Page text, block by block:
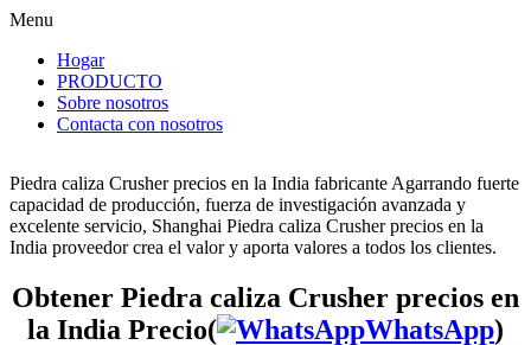
Menu
Hogar
PRODUCTO
Sobre nosotros
Contacta con nosotros
Piedra caliza Crusher precios en la India fabricante Agarrando fuerte
capacidad de producción, fuerza de investigación avanzada y
excelente servicio, Shanghai Piedra caliza Crusher precios en la
India proveedor crea el valor y aporta valores a todos los clientes.
Obtener Piedra caliza Crusher precios en
la India Precio(
WhatsApp)